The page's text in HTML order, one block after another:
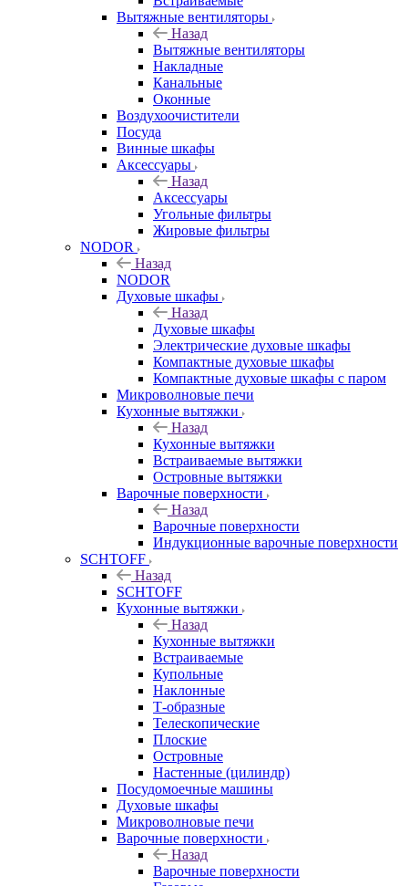
Вытяжные вентиляторы
Назад
Вытяжные вентиляторы
Накладные
Канальные
Оконные
Воздухоочистители
Посуда
Винные шкафы
Аксессуары
Назад
Аксессуары
Угольные фильтры
Жировые фильтры
NODOR
Назад
NODOR
Духовые шкафы
Назад
Духовые шкафы
Электрические духовые шкафы
Компактные духовые шкафы
Компактные духовые шкафы с паром
Микроволновые печи
Кухонные вытяжки
Назад
Кухонные вытяжки
Встраиваемые вытяжки
Островные вытяжки
Варочные поверхности
Назад
Варочные поверхности
Индукционные варочные поверхности
SCHTOFF
Назад
SCHTOFF
Кухонные вытяжки
Назад
Кухонные вытяжки
Встраиваемые
Купольные
Наклонные
Т-образные
Телескопические
Плоские
Островные
Настенные (цилиндр)
Посудомоечные машины
Духовые шкафы
Микроволновые печи
Варочные поверхности
Назад
Варочные поверхности